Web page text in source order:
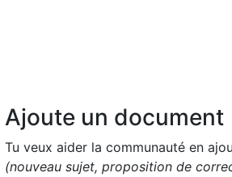
Ajoute un document
Tu veux aider la communauté en
(nouveau sujet, proposition de